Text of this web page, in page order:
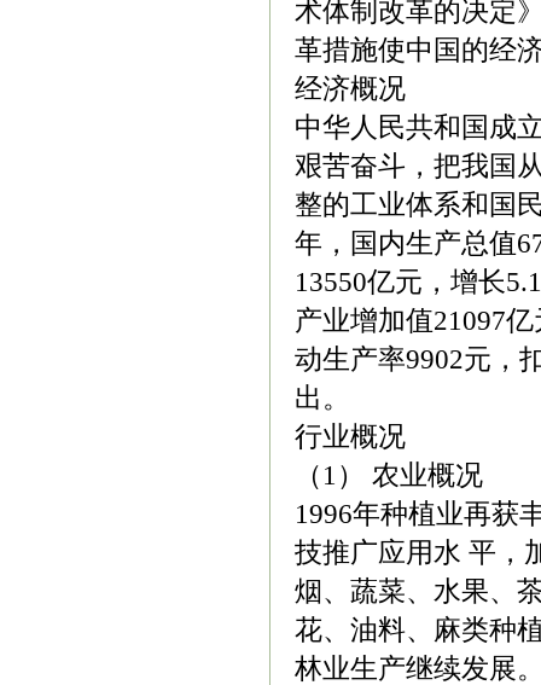
术体制改革的决定
革措施使中国的经
经济概况
中华人民共和国成
艰苦奋斗，把我国
整的工业体系和国
年，国内生产总值
13550亿元，增长
产业增加值21097
动生产率9902元，
出。
行业概况
（1） 农业概况
1996年种植业再获
技推广应用水 平，
烟、蔬菜、水果、
花、油料、麻类种
林业生产继续发展